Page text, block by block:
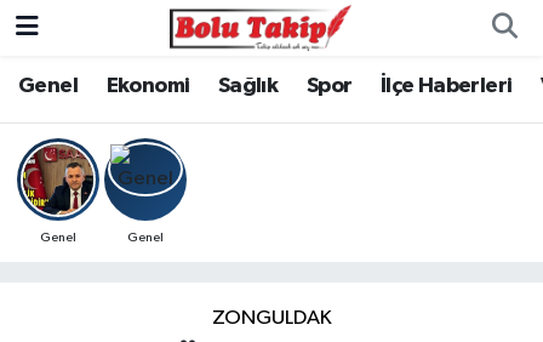
Genel Ekonomi Sağlık Spor İlçe Haberleri
Genel Genel
ZONGULDAK